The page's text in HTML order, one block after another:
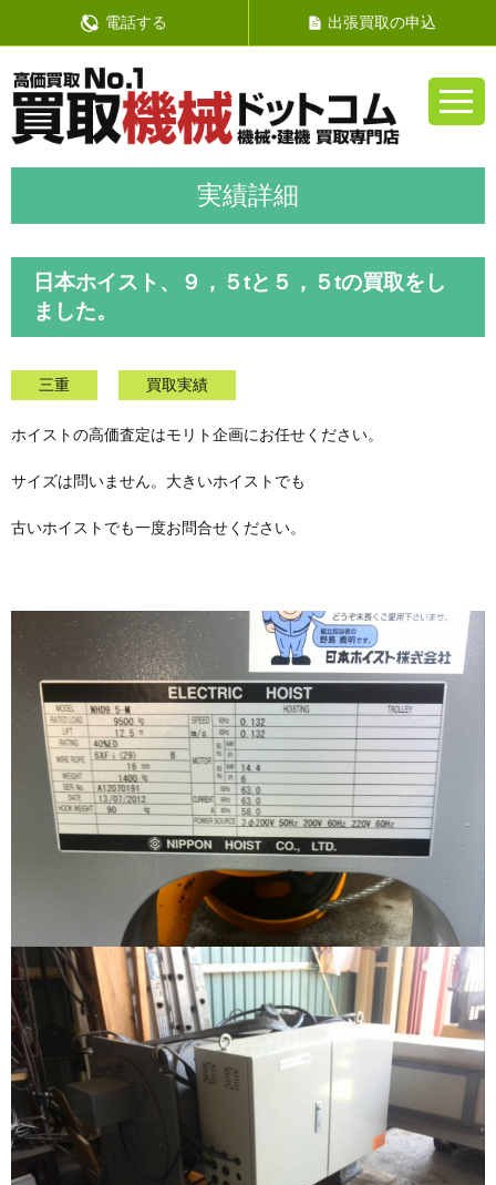
電話する 出張買取の申込
日本ホイスト、９，５tと５，５tの買取をし
ました。
三重 買取実績
ホイストの高価査定はモリト企画にお任せください。
サイズは問いません。大きいホイストでも
古いホイストでも一度お問合せください。